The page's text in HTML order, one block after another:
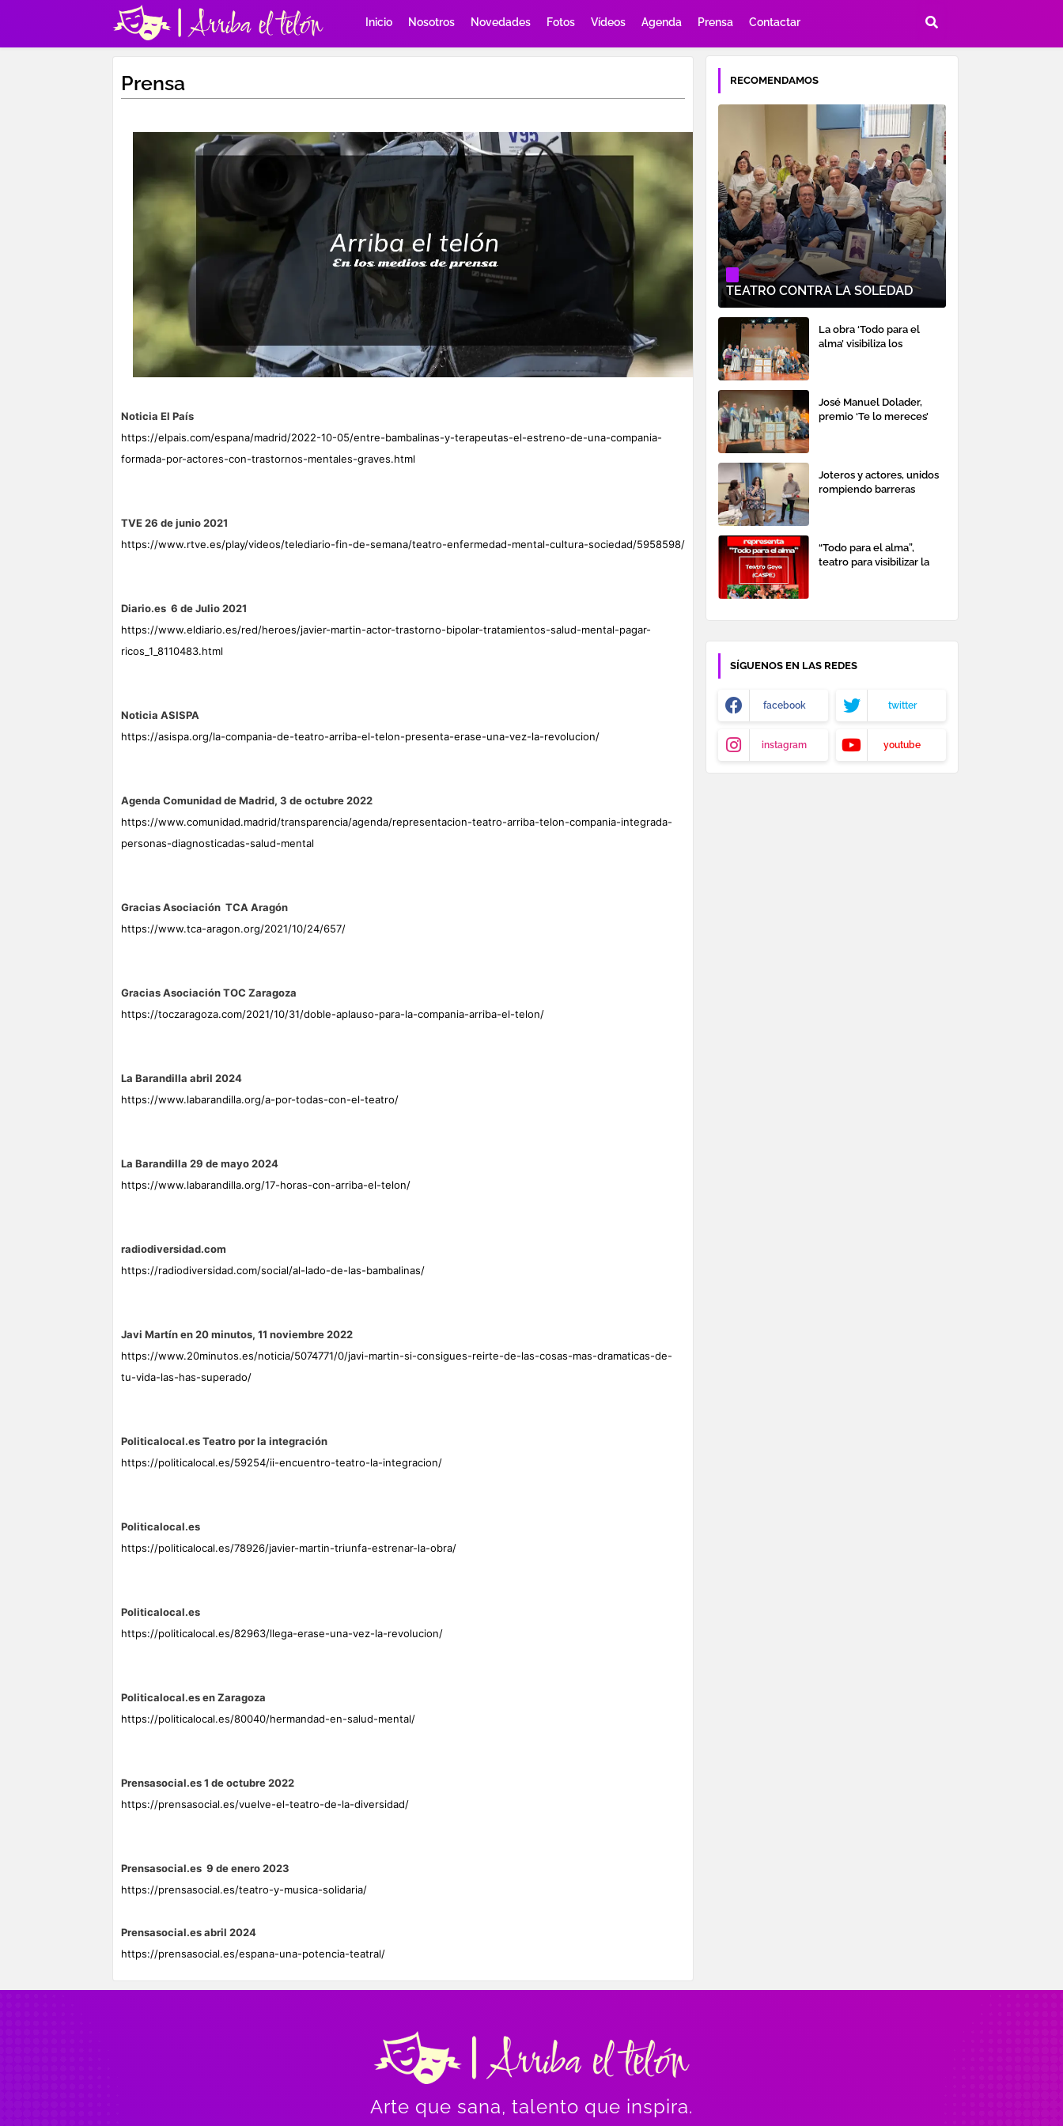
Inicio Nosotros Novedades Fotos Vídeos Agenda Prensa Contactar
Prensa
Noticia El País
https://elpais.com/espana/madrid/2022-10-05/entre-bambalinas-y-terapeutas-el-estreno-de-una-compania-
formada-por-actores-con-trastornos-mentales-graves.html
TVE 26 de junio 2021
https://www.rtve.es/play/videos/telediario-fin-de-semana/teatro-enfermedad-mental-cultura-sociedad/5958598/
Diario.es 6 de Julio 2021
https://www.eldiario.es/red/heroes/javier-martin-actor-trastorno-bipolar-tratamientos-salud-mental-pagar-
ricos_1_8110483.html
Noticia ASISPA
https://asispa.org/la-compania-de-teatro-arriba-el-telon-presenta-erase-una-vez-la-revolucion/
Agenda Comunidad de Madrid, 3 de octubre 2022
https://www.comunidad.madrid/transparencia/agenda/representacion-teatro-arriba-telon-compania-integrada-
personas-diagnosticadas-salud-mental
Gracias Asociación TCA Aragón
https://www.tca-aragon.org/2021/10/24/657/
Gracias Asociación TOC Zaragoza
https://toczaragoza.com/2021/10/31/doble-aplauso-para-la-compania-arriba-el-telon/
La Barandilla abril 2024
https://www.labarandilla.org/a-por-todas-con-el-teatro/
La Barandilla 29 de mayo 2024
https://www.labarandilla.org/17-horas-con-arriba-el-telon/
radiodiversidad.com
https://radiodiversidad.com/social/al-lado-de-las-bambalinas/
Javi Martín en 20 minutos, 11 noviembre 2022
https://www.20minutos.es/noticia/5074771/0/javi-martin-si-consigues-reirte-de-las-cosas-mas-dramaticas-de-
tu-vida-las-has-superado/
Politicalocal.es Teatro por la integración
https://politicalocal.es/59254/ii-encuentro-teatro-la-integracion/
Politicalocal.es
https://politicalocal.es/78926/javier-martin-triunfa-estrenar-la-obra/
Politicalocal.es
https://politicalocal.es/82963/llega-erase-una-vez-la-revolucion/
Politicalocal.es en Zaragoza
https://politicalocal.es/80040/hermandad-en-salud-mental/
Prensasocial.es 1 de octubre 2022
https://prensasocial.es/vuelve-el-teatro-de-la-diversidad/
Prensasocial.es 9 de enero 2023
https://prensasocial.es/teatro-y-musica-solidaria/
Prensasocial.es abril 2024
https://prensasocial.es/espana-una-potencia-teatral/
RECOMENDAMOS
TEATRO CONTRA LA SOLEDAD
La obra ‘Todo para el
alma’ visibiliza los
José Manuel Dolader,
premio ‘Te lo mereces’
Joteros y actores, unidos
rompiendo barreras
“Todo para el alma”,
teatro para visibilizar la
SÍGUENOS EN LAS REDES
facebook twitter
instagram youtube
Arte que sana, talento que inspira.